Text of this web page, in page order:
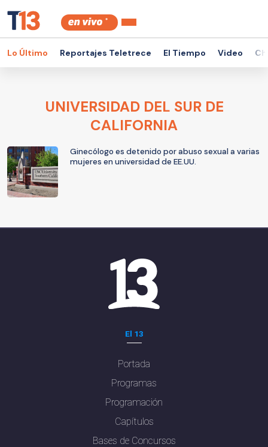
Lo Último Reportajes Teletrece El Tiempo Video
UNIVERSIDAD DEL SUR DE
CALIFORNIA
Ginecólogo es detenido por abuso sexual a varias
mujeres en universidad de EE.UU.
El 13
Portada
Programas
Programación
Capítulos
Bases de Concursos